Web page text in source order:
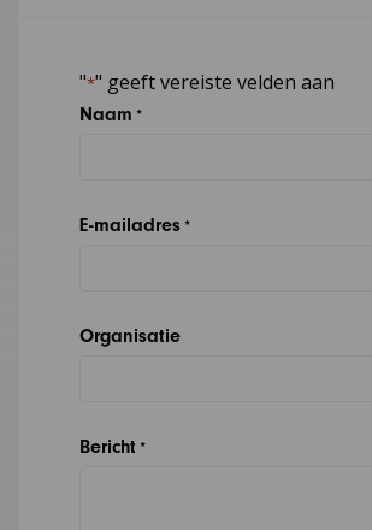
"*" geeft vereiste velden aan
Naam *
E-mailadres *
Organisatie
Bericht *